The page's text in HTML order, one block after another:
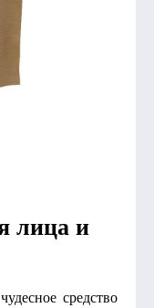
лица и
средство